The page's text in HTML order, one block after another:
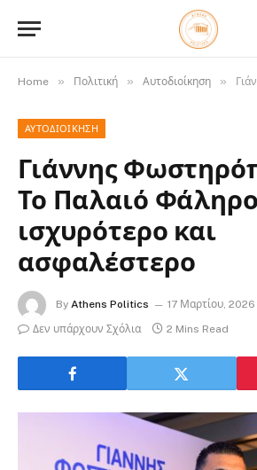
Home » Πολιτική » Αυτοδιοίκηση » Γιάννης
ΑΥΤΟΔΙΟΊΚΗΣΗ
Γιάννης
Το Παλαιό Φάληρο
ισχυρότερο και
ασφαλέστερο
By Athens Politics
17 Μαρτίου, 2026
Δεν υπάρχουν Σχόλια
2 Mins Read